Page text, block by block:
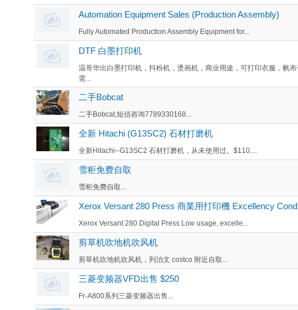
Automation Equipment Sales (Production Assembly)
Fully Automated Production Assembly Equipment for...
DTF 白墨打印机
温哥华出白墨打印机，抖粉机，烫画机，商业用途，可打印衣服，帆
需...
二手Bobcat
二手Bobcat,短信咨询7789330168...
全新 Hitachi (G13SC2) 石材打磨机
全新Hitachi--G13SC2 石材打磨机，从未使用过。$110....
雪柜免费自取
雪柜免费自取...
Xerox Versant 280 Press 商業用打印機 Excellency
Xerox Versant 280 Digital Press Low usage, excelle...
剪草机吹地机吹风机
剪草机吹地机吹风机，列治文 costco 附近自取...
三菱变频器VFD出售 $250
Fr-A800系列三菱变频器出售...